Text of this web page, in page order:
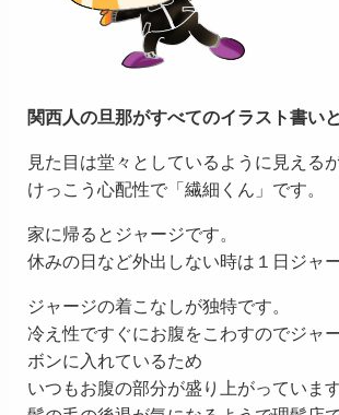
関西人の旦那がすべてのイラスト書い
見た目は堂々としているように見える
けっこう心配性で「繊細くん」です。
家に帰るとジャージです。
休みの日など外出しない時は１日ジャ
ジャージの着こなしが独特です。
冷え性ですぐにお腹をこわすのでジャ
ボンに入れているため
いつもお腹の部分が盛り上がっています